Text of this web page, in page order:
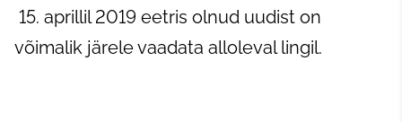
15. aprillil 2019 eetris olnud uudist on
võimalik järele vaadata alloleval lingil.